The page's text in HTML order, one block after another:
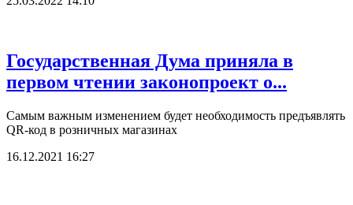
Государственная Дума приняла в
первом чтении законопроект о...
Самым важным изменением будет необходимость предъявлять
QR-код в розничных магазинах
16.12.2021 16:27